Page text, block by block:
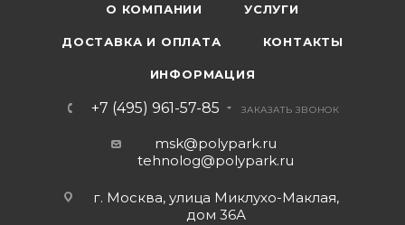
О КОМПАНИИ УСЛУГИ
ДОСТАВКА И ОПЛАТА КОНТАКТЫ
ИНФОРМАЦИЯ
+7 (495) 961-57-85 ЗАКАЗАТЬ ЗВОНОК
msk@polypark.ru
tehnolog@polypark.ru
г. Москва, улица Миклухо-Маклая,
дом 36А